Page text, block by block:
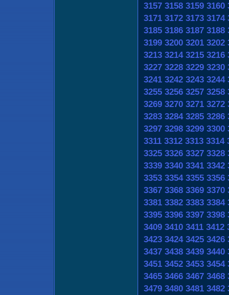
3157 3158 3159 3160
3171 3172 3173 3174
3185 3186 3187 3188
3199 3200 3201 3202
3213 3214 3215 3216
3227 3228 3229 3230
3241 3242 3243 3244
3255 3256 3257 3258
3269 3270 3271 3272
3283 3284 3285 3286
3297 3298 3299 3300
3311 3312 3313 3314
3325 3326 3327 3328
3339 3340 3341 3342
3353 3354 3355 3356
3367 3368 3369 3370
3381 3382 3383 3384
3395 3396 3397 3398
3409 3410 3411 3412
3423 3424 3425 3426
3437 3438 3439 3440
3451 3452 3453 3454
3465 3466 3467 3468
3479 3480 3481 3482